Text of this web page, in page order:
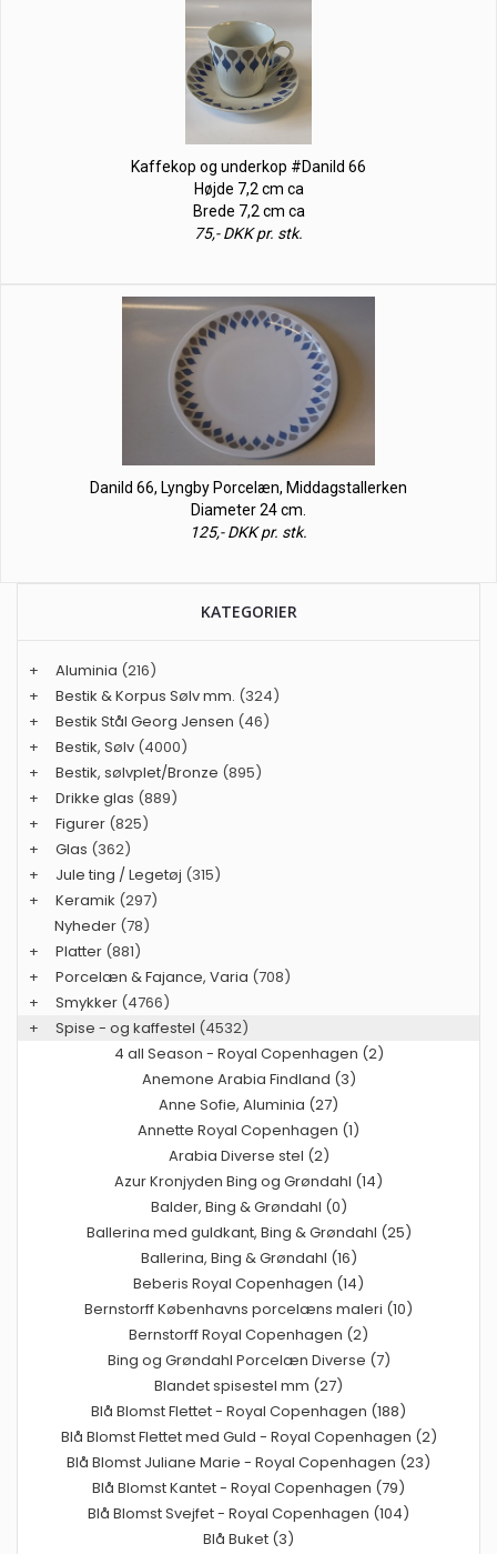
Kaffekop og underkop #Danild 66
Højde 7,2 cm ca
Brede 7,2 cm ca
75,- DKK pr. stk.
Danild 66, Lyngby Porcelæn, Middagstallerken
Diameter 24 cm.
125,- DKK pr. stk.
KATEGORIER
+ Aluminia (216)
+
Bestik & Korpus Sølv mm. (324)
+
Bestik Stål Georg Jensen (46)
+
Bestik, Sølv (4000)
+
Bestik, sølvplet/Bronze (895)
+
Drikke glas (889)
+
Figurer (825)
+
Glas (362)
+
Jule ting / Legetøj (315)
+
Keramik (297)
Nyheder (78)
+
Platter (881)
+
Porcelæn & Fajance, Varia (708)
+
Smykker (4766)
+
Spise - og kaffestel (4532)
4 all Season - Royal Copenhagen (2)
Anemone Arabia Findland (3)
Anne Sofie, Aluminia (27)
Annette Royal Copenhagen (1)
Arabia Diverse stel (2)
Azur Kronjyden Bing og Grøndahl (14)
Balder, Bing & Grøndahl (0)
Ballerina med guldkant, Bing & Grøndahl (25)
Ballerina, Bing & Grøndahl (16)
Beberis Royal Copenhagen (14)
Bernstorff Københavns porcelæns maleri (10)
Bernstorff Royal Copenhagen (2)
Bing og Grøndahl Porcelæn Diverse (7)
Blandet spisestel mm (27)
Blå Blomst Flettet - Royal Copenhagen (188)
Blå Blomst Flettet med Guld - Royal Copenhagen (2)
Blå Blomst Juliane Marie - Royal Copenhagen (23)
Blå Blomst Kantet - Royal Copenhagen (79)
Blå Blomst Svejfet - Royal Copenhagen (104)
Blå Buket (3)